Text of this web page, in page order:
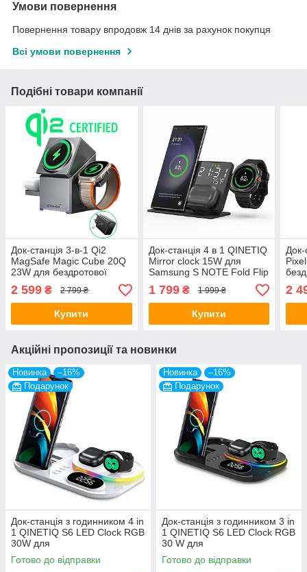
Умови повернення
Повернення товару впродовж 14 днів за рахунок покупця
Всі умови повернення
Подібні товари компанії
Док-станція 3-в-1 Qi2
MagSafe Magic Cube 20Q
23W для бездротової
Apple Watch та AirPods
2 599 ₴ 2 799 ₴
Купити
Док-станція 4 в 1 QINETIQ
Mirror clock 15W для
Samsung S NOTE Fold Flip
LED годинник та
термометром
1 799₴ 1 999 ₴
Купити
Док-
та
2
Акційні пропозиції та новинки
Новинка
–16%
Подарунок
Док-станція з годинником 4 in
1 QINETIQ S6 LED Clock RGB
30W для
Samsung/GalaxyBuds/Galaxy
Watch_1-6 series
Готово до відправки
Новинка
–16%
Подарунок
Док-станція з годинником 3 in
1 QINETIQ S6 LED Clock RGB
30 W для
Samsung/GalaxyBuds/Galaxy
Watch_1-6 series
Готово до відправки